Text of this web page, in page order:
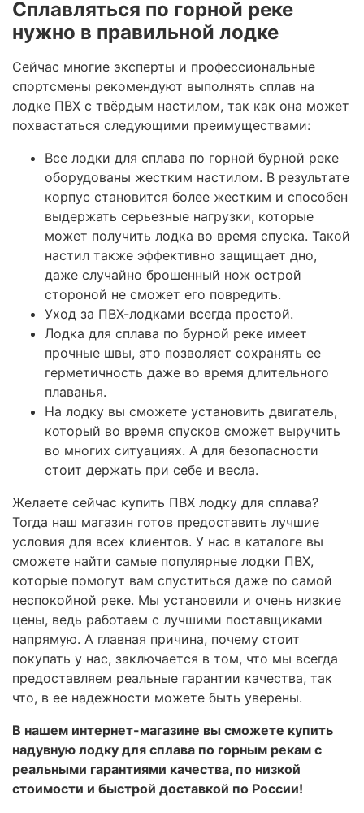
Сплавляться по горной реке
нужно в правильной лодке
Сейчас многие эксперты и профессиональные
спортсмены рекомендуют выполнять сплав на
лодке ПВХ с твёрдым настилом, так как она может
похвастаться следующими преимуществами:
Все лодки для сплава по горной бурной реке
оборудованы жестким настилом. В результате
корпус становится более жестким и способен
выдержать серьезные нагрузки, которые
может получить лодка во время спуска. Такой
настил также эффективно защищает дно,
даже случайно брошенный нож острой
стороной не сможет его повредить.
Уход за ПВХ-лодками всегда простой.
Лодка для сплава по бурной реке имеет
прочные швы, это позволяет сохранять ее
герметичность даже во время длительного
плаванья.
На лодку вы сможете установить двигатель,
который во время спусков сможет выручить
во многих ситуациях. А для безопасности
стоит держать при себе и весла.
Желаете сейчас купить ПВХ лодку для сплава?
Тогда наш магазин готов предоставить лучшие
условия для всех клиентов. У нас в каталоге вы
сможете найти самые популярные лодки ПВХ,
которые помогут вам спуститься даже по самой
неспокойной реке. Мы установили и очень низкие
цены, ведь работаем с лучшими поставщиками
напрямую. А главная причина, почему стоит
покупать у нас, заключается в том, что мы всегда
предоставляем реальные гарантии качества, так
что, в ее надежности можете быть уверены.
В нашем интернет-магазине вы сможете купить
надувную лодку для сплава по горным рекам с
реальными гарантиями качества, по низкой
стоимости и быстрой доставкой по России!